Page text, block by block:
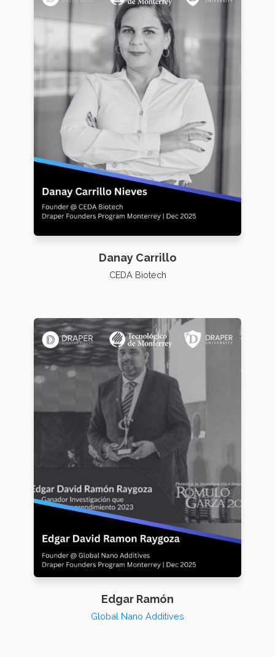
Danay Carrillo
CEDA Biotech
Edgar Ramón
Global Nano Additives